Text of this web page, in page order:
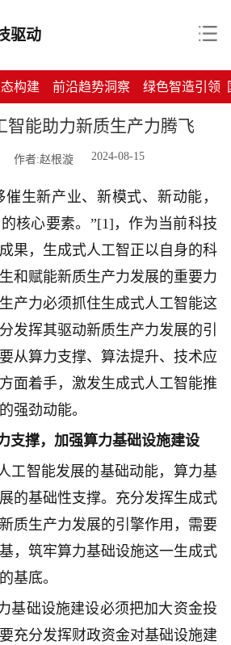
驱动
构建 前沿趋势洞察 绿色智造引领
智能助力新质生产力腾飞
作者:赵根漩 2024-08-15
生新产业、新模式、新动能，
核心要素。 ”[1]，作为当前科技
果，生成式人工智正以自身的科
和赋能新质生产力发展的重要力
产力必须抓住生成式人工智能这
发挥其驱动新质生产力发展的引
从算力支撑、算法提升、技术应
面着手，激发生成式人工智能推
强劲动能。
支撑，加强算力基础设施建设
工智能发展的基础动能，算力基
的基础性支撑。充分发挥生成式
质生产力发展的引擎作用，需要
，筑牢算力基础设施这一生成式
基底。
基础设施建设必须把加大资金投
充分发挥财政资金对基础设施建